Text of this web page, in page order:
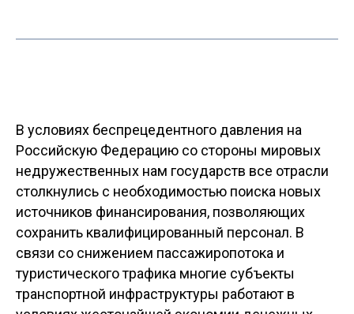
В условиях беспрецедентного давления на
Российскую Федерацию со стороны мировых
недружественных нам государств все отрасли
столкнулись с необходимостью поиска новых
источников финансирования, позволяющих
сохранить квалифицированный персонал. В
связи со снижением пассажиропотока и
туристического трафика многие субъекты
транспортной инфраструктуры работают в